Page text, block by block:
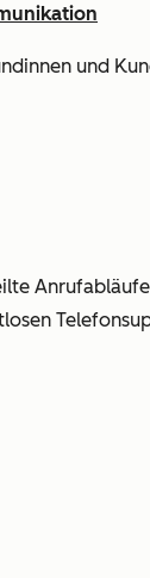
und